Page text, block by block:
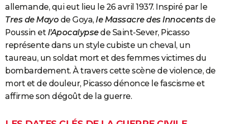
allemande, qui eut lieu le 26 avril 1937. Inspiré par le
Tres de Mayo de Goya, le Massacre des Innocents de
Poussin et l'Apocalypsede Saint-Sever, Picasso
représente dans un style cubiste un cheval, un
taureau, un soldat mort et des femmes victimes du
bombardement. À travers cette scène de violence, de
mort et de douleur, Picasso dénonce le fascisme et
affirme son dégoût de la guerre.